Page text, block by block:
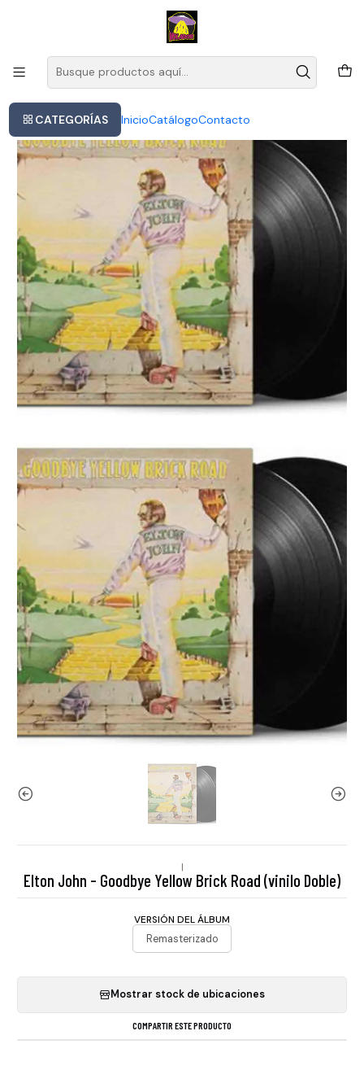
CATEGORÍAS InicioCatálogoContacto
Este es el texto del slide
|
Elton John - Goodbye Yellow Brick Road (vinilo Doble)
VERSIÓN DEL ÁLBUM
Remasterizado
Mostrar stock de ubicaciones
COMPARTIR ESTE PRODUCTO